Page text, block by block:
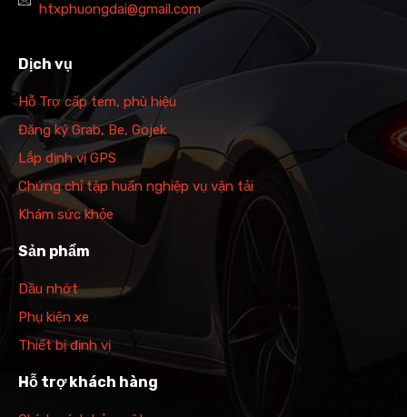
htxphuongdai@gmail.com
Dịch vụ
Hỗ Trợ cấp tem, phù hiệu
Đăng ký Grab, Be, Gojek
Lắp định vị GPS
Chứng chỉ tập huấn nghiệp vụ vận tải
Khám sức khỏe
Sản phẩm
Dầu nhớt
Phụ kiện xe
Thiết bị định vị
Hỗ trợ khách hàng